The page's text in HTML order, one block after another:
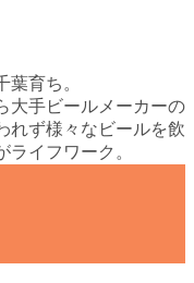
育ち。
大手ビールメーカーの
れず様々なビールを飲
イフワーク。